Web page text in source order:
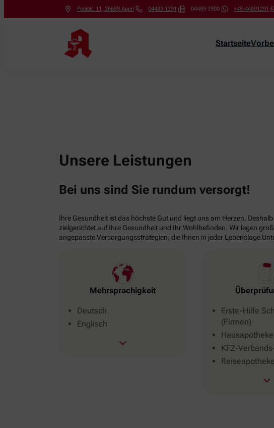
Poststr. 11 , 26689 Apen 04489 1291 04489 3900 +49-44891291
Startseite
Unsere Leistungen
Bei uns sind Sie rundum versorgt!
Ihre Gesundheit ist das höchste Gut und liegt uns am Herzen.
zielgerichtet auf Ihre Gesundheit und Ihr Wohlbefinden. Wir legen
angepasste Versorgungsstrategien, die Ihnen in jeder Lebenslage
Mehrsprachigkeit
Deutsch
Englisch
Erste-Hilfe
(Firmen)
KFZ-